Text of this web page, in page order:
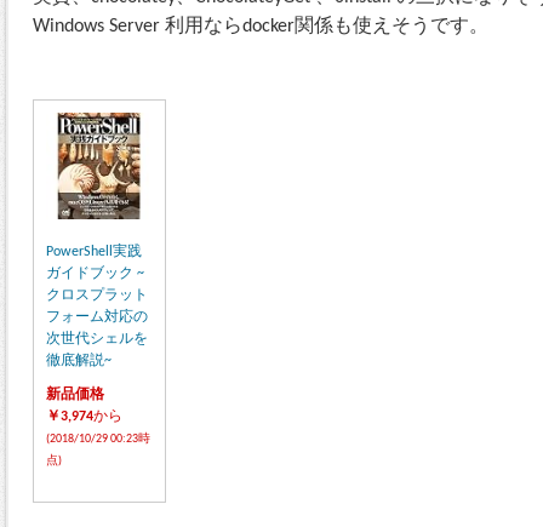
Windows Server 利用ならdocker関係も使えそうです。
PowerShell実践
ガイドブック ~
クロスプラット
フォーム対応の
次世代シェルを
徹底解説~
新品価格
￥3,974から
(2018/10/29 00:23時
点)